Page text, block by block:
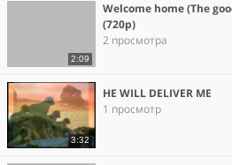
2:09
Welcome home (The
(720p)
2 просмотра
3:32
HE WILL DELIVER ME
1 просмотр